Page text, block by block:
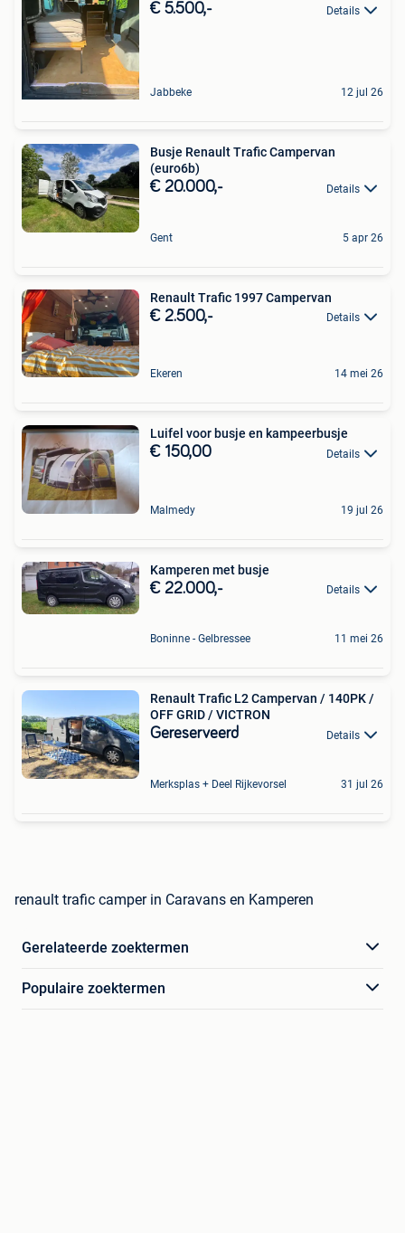
€ 5.500,- Details
Jabbeke 12 jul 26
Busje Renault Trafic Campervan
(euro6b)
€ 20.000,- Details
Gent 5 apr 26
Renault Trafic 1997 Campervan
€ 2.500,- Details
Ekeren 14 mei 26
Luifel voor busje en kampeerbusje
€ 150,00 Details
Malmedy 19 jul 26
Kamperen met busje
€ 22.000,- Details
Boninne - Gelbressee 11 mei 26
Renault Trafic L2 Campervan / 140PK /
OFF GRID / VICTRON
Gereserveerd Details
Merksplas + Deel Rijkevorsel 31 jul 26
renault trafic camper in Caravans en Kamperen
Gerelateerde zoektermen
Populaire zoektermen